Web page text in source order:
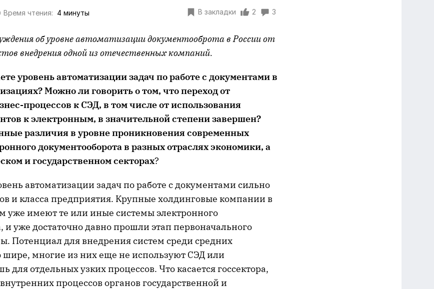
Время чтения: 4 минуты В закладки 2 3
об уровне автоматизации документооброта в России от
внедрения одной из отечественных компаний.
уровень автоматизации задач по работе с документами в
Можно ли говорить о том, что переход от
процессов к СЭД, в том числе от использования
к электронным, в значительной степени завершен?
различия в уровне проникновения современных
документооборота в разных отраслях экономики, а
и государственном секторах?
автоматизации задач по работе с документами сильно
и класса предприятия. Крупные холдинговые компании в
уже имеют те или иные системы электронного
и уже достаточно давно прошли этап первоначального
Потенциал для внедрения систем среди средних
шире, многие из них еще не используют СЭД или
для отдельных узких процессов. Что касается госсектора,
процессов органов государственной и